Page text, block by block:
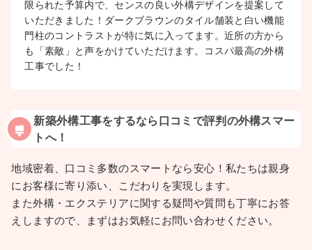
限られた予算内で、センスの良い外構デザインを提案して
いただきました！ダークブラウンのタイル舗装と白い機能
門柱のコントラストが特に気に入ってます。近所の方から
も「素敵」と声をかけていただけます。コスパ最高の外構
工事でした！
新築外構工事をするなら口コミで評判の外構スマー
トへ！
地域密着、口コミ多数のスマートなら安心！私たちは親身
にお客様に寄り添い、こだわりを実現します。
また外構・エクステリアに関する疑問や質問も丁寧にお答
えしますので、まずはお気軽にお問い合わせください。